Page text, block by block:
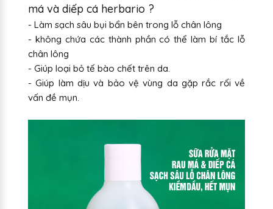
má và diếp cá herbario ?
- Làm sạch sâu bụi bẩn bên trong lỗ chân lông
- không chứa các thành phần có thể làm bí tắc lỗ
chân lông
- Giúp loại bỏ tế bào chết trên da.
- Giúp làm dịu và bảo vệ vùng da gặp rắc rối về
vấn đề mụn.